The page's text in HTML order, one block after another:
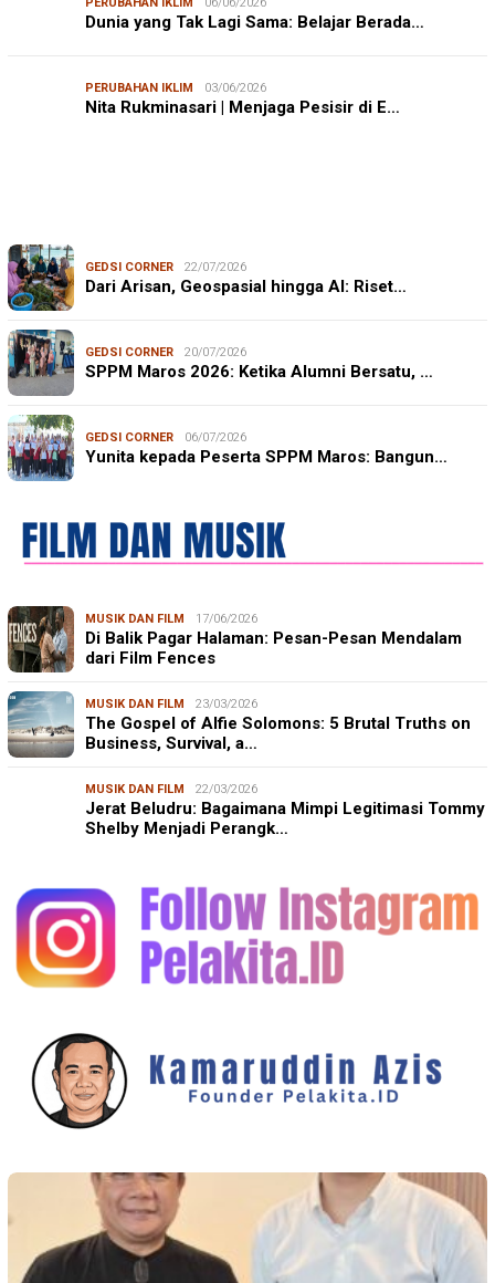
Dunia yang Tak Lagi Sama: Belajar Berada…
PERUBAHAN IKLIM 03/06/2026
Nita Rukminasari | Menjaga Pesisir di E…
GEDSI CORNER 22/07/2026
Dari Arisan, Geospasial hingga AI: Riset…
GEDSI CORNER 20/07/2026
SPPM Maros 2026: Ketika Alumni Bersatu, …
GEDSI CORNER 06/07/2026
Yunita kepada Peserta SPPM Maros: Bangun…
MUSIK DAN FILM 17/06/2026
Di Balik Pagar Halaman: Pesan-Pesan Mendalam
dari Film Fences
MUSIK DAN FILM 23/03/2026
The Gospel of Alfie Solomons: 5 Brutal Truths on
Business, Survival, a…
MUSIK DAN FILM 22/03/2026
Jerat Beludru: Bagaimana Mimpi Legitimasi Tommy
Shelby Menjadi Perangk…